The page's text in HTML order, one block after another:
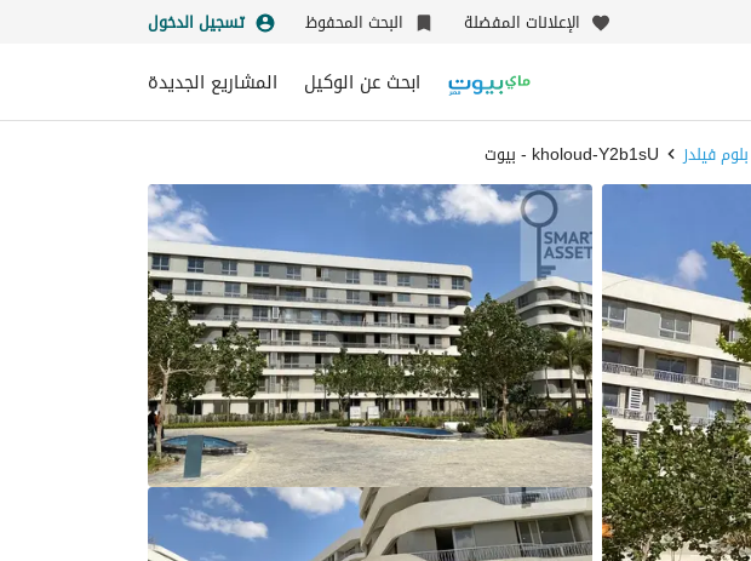
الإعلانات المفضلة البحث المحفوظ تسجيل الدخول
ابحث عن الوكيل المشاريع الجديدة
فيلدز kholoud-Y2b1sU - بيوت